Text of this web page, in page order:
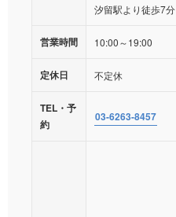
汐留駅より徒歩7分
営業時間 10:00～19:00
定休日 不定休
TEL・予
約
03-6263-8457